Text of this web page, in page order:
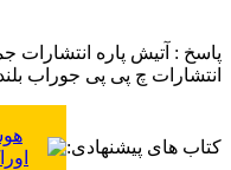
پاسخ : آتیش پاره انتشارات
انتشارات چ پی پی جوراب
کتاب های پیشنهادی: